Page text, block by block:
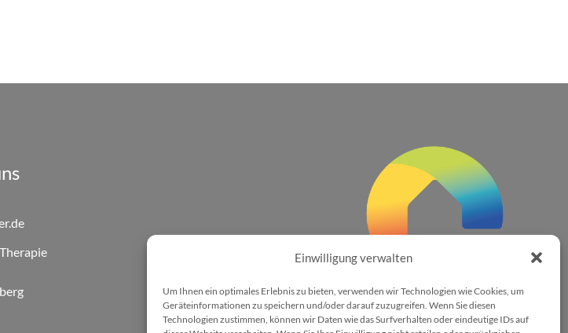
Einwilligung verwalten
Um Ihnen ein optimales Erlebnis zu bieten, verwenden wir Technologien wie Cookies, um
Geräteinformationen zu speichern und/oder darauf zuzugreifen. Wenn Sie diesen
Technologien zustimmen, können wir Daten wie das Surfverhalten oder eindeutige IDs auf